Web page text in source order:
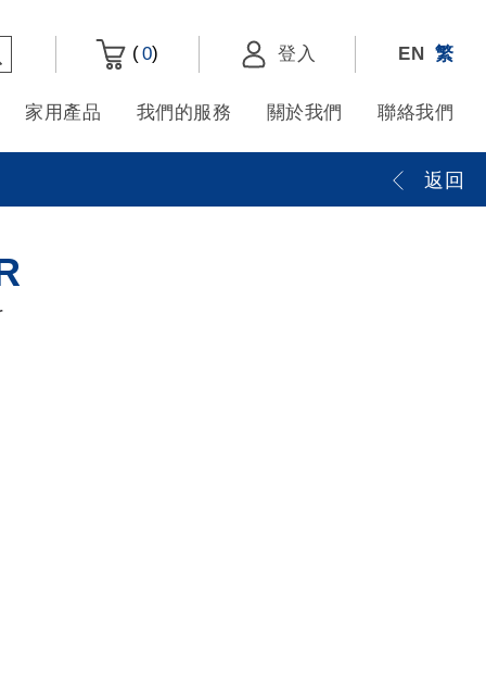
(0) 登入 EN 繁
家用產品 我們的服務 關於我們 聯絡我們
返回